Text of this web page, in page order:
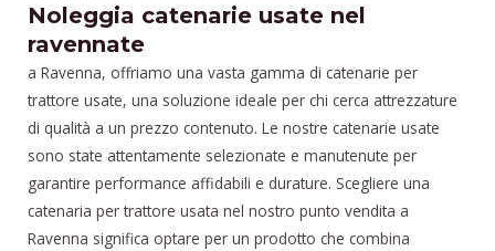
Noleggia catenarie usate nel
ravennate
a Ravenna, offriamo una vasta gamma di catenarie per
trattore usate, una soluzione ideale per chi cerca attrezzature
di qualità a un prezzo contenuto. Le nostre catenarie usate
sono state attentamente selezionate e manutenute per
garantire performance affidabili e durature. Scegliere una
catenaria per trattore usata nel nostro punto vendita a
Ravenna significa optare per un prodotto che combina